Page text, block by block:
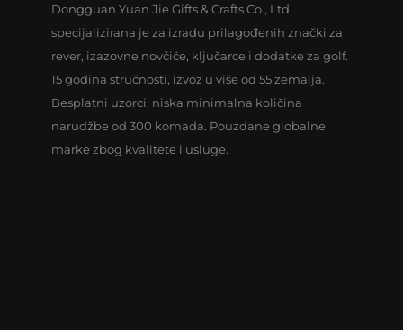
Dongguan Yuan Jie Gifts & Crafts Co., Ltd.
specijalizirana je za izradu prilagođenih znački za
rever, izazovne novčiće, ključarce i dodatke za golf.
15 godina stručnosti, izvoz u više od 55 zemalja.
Besplatni uzorci, niska minimalna količina
narudžbe od 300 komada. Pouzdane globalne
marke zbog kvalitete i usluge.